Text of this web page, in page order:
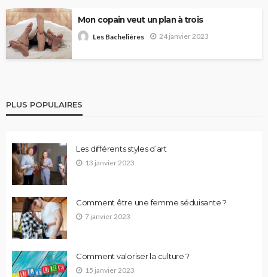
Mon copain veut un plan à trois
Les Bachelières 24 janvier 2023
PLUS POPULAIRES
Les différents styles d’art
13 janvier 2023
Comment être une femme séduisante ?
7 janvier 2023
Comment valoriser la culture ?
15 janvier 2023